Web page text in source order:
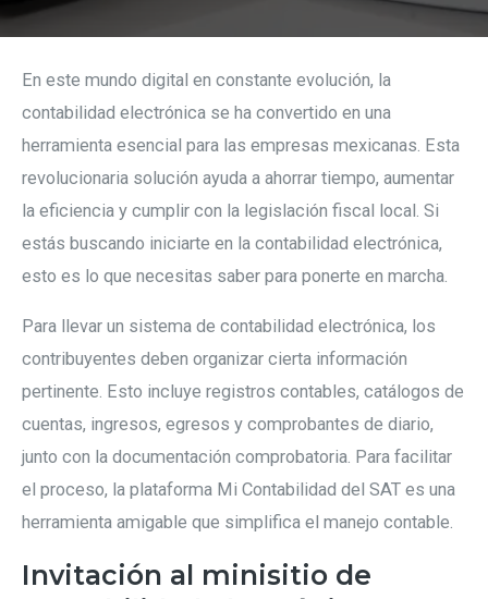
En este mundo digital en constante evolución, la
contabilidad electrónica se ha convertido en una
herramienta esencial para las empresas mexicanas. Esta
revolucionaria solución ayuda a ahorrar tiempo, aumentar
la eficiencia y cumplir con la legislación fiscal local. Si
estás buscando iniciarte en la contabilidad electrónica,
esto es lo que necesitas saber para ponerte en marcha.
Para llevar un sistema de contabilidad electrónica, los
contribuyentes deben organizar cierta información
pertinente. Esto incluye registros contables, catálogos de
cuentas, ingresos, egresos y comprobantes de diario,
junto con la documentación comprobatoria. Para facilitar
el proceso, la plataforma Mi Contabilidad del SAT es una
herramienta amigable que simplifica el manejo contable.
Invitación al minisitio de
de
entradas